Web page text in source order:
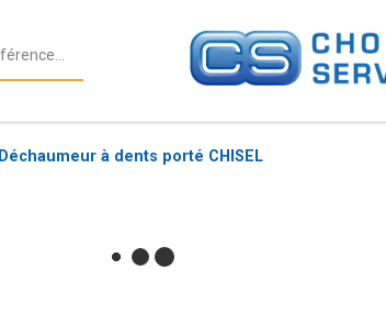
Déchaumeur à dents porté CHISEL